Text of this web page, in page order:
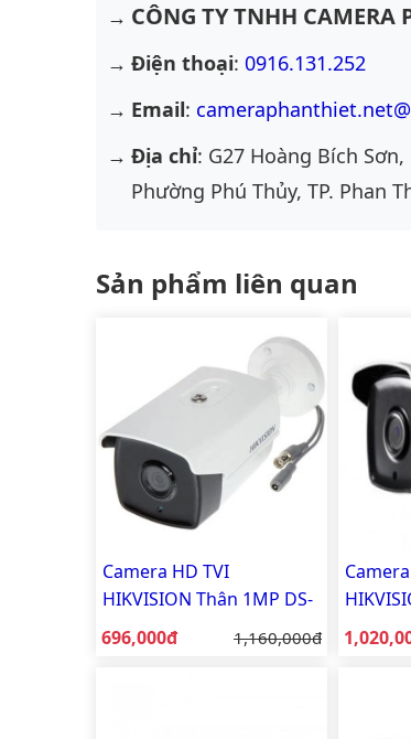
CÔNG TY TNHH CAMERA
Điện thoại: 0916.131.252
Email:
Địa chỉ: G27 Hoàng Bích
Phường Phú Thủy, TP. Phan
Sản phẩm liên quan
Camera HD TVI
HIKVISION Thân 1MP DS-
2CE16C0T-IT5
Giá bán:
696,000đ Giá gốc:
1,160,000đ Giá